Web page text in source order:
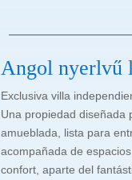
Angol nyerlvű
Exclusiva villa
Una propiedad diseñada
amueblada, lista para
acompañada de
confort, aparte del